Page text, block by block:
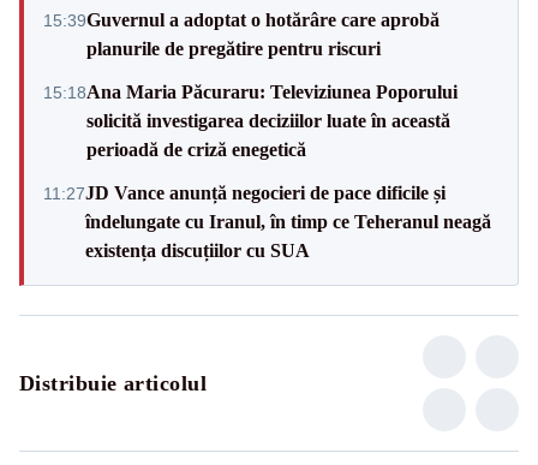
15:39Guvernul a adoptat o hotărâre care aprobă
planurile de pregătire pentru riscuri
15:18Ana Maria Păcuraru: Televiziunea Poporului
solicită investigarea deciziilor luate în această
perioadă de criză enegetică
11:27JD Vance anunță negocieri de pace dificile și
îndelungate cu Iranul, în timp ce Teheranul neagă
existența discuțiilor cu SUA
Distribuie articolul